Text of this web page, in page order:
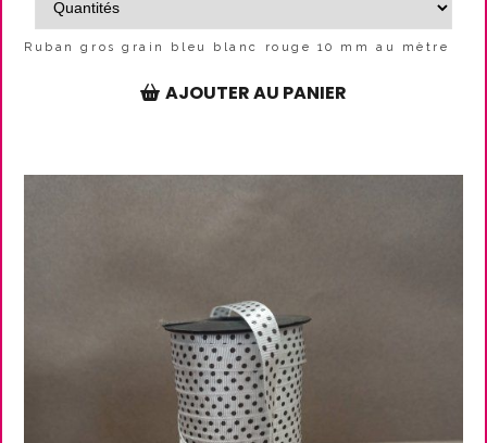
Ruban gros grain bleu blanc rouge 10 mm au mètre
AJOUTER AU PANIER